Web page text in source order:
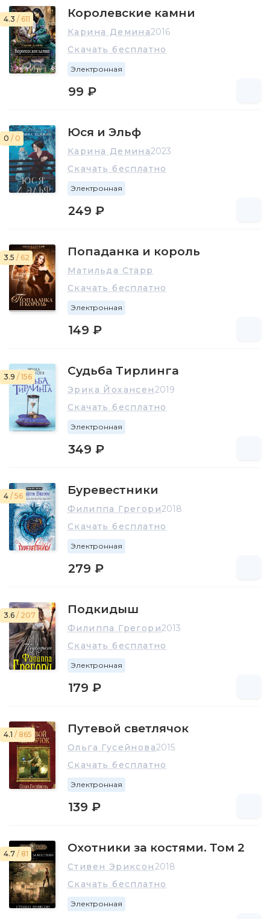
4.3 / 611 Королевские камни
Карина Демина2016
Скачать бесплатно
Электронная
99 ₽
0 / 0 Юся и Эльф
Карина Демина2023
Скачать бесплатно
Электронная
249 ₽
3.5 / 62 Попаданка и король
Матильда Старр
Скачать бесплатно
Электронная
149 ₽
3.9 / 156 Судьба Тирлинга
Эрика Йохансен2019
Скачать бесплатно
Электронная
349 ₽
4 / 56 Буревестники
Филиппа Грегори2018
Скачать бесплатно
Электронная
279 ₽
3.6 / 207 Подкидыш
Филиппа Грегори2013
Скачать бесплатно
Электронная
179 ₽
4.1 / 865 Путевой светлячок
Ольга Гусейнова2015
Скачать бесплатно
Электронная
139 ₽
4.7 / 81 Охотники за костями. Том 2
Стивен Эриксон2018
Скачать бесплатно
Электронная